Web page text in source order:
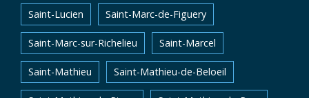
Saint-Lucien Saint-Marc-de-Figuery
Saint-Marc-sur-Richelieu Saint-Marcel
Saint-Mathieu Saint-Mathieu-de-Beloeil